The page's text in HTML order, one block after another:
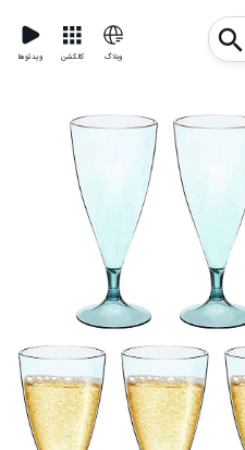
ویدئوها کالکشن وبلاگ